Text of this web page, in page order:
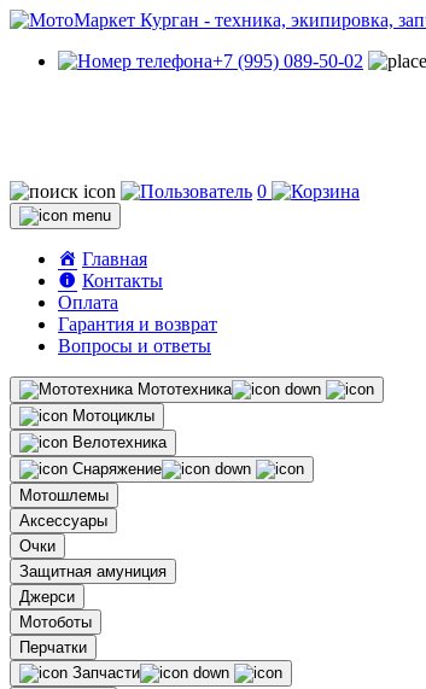
+7 (995) 089-50-02
0
Главная
Контакты
Оплата
Гарантия и возврат
Вопросы и ответы
Мототехника
Мотоциклы
Велотехника
Снаряжение
Мотошлемы
Аксессуары
Очки
Защитная амуниция
Джерси
Мотоботы
Перчатки
Запчасти